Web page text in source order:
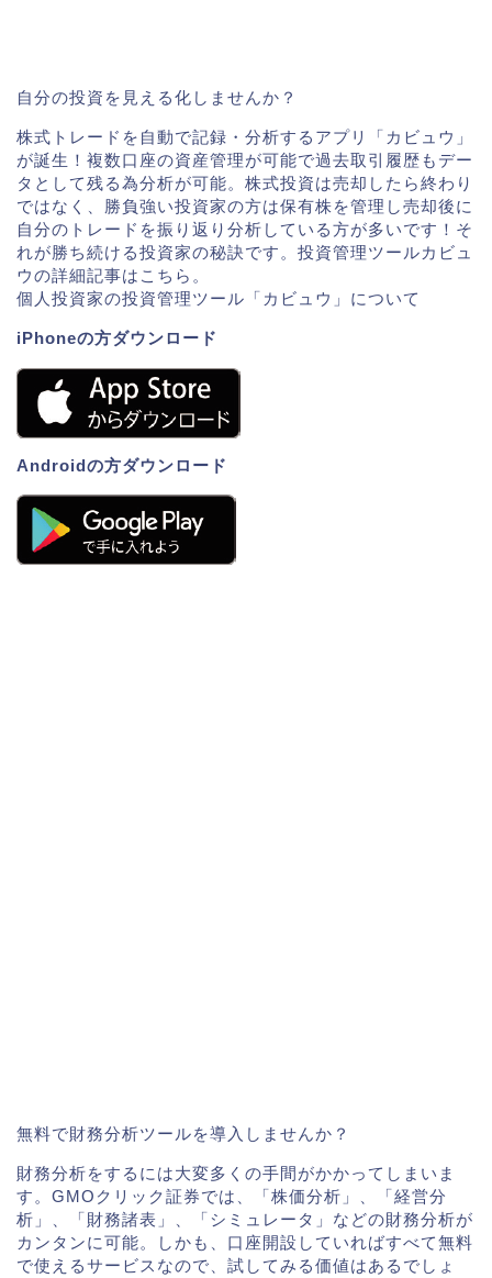
自分の投資を見える化しませんか？
株式トレードを自動で記録・分析するアプリ「カビュウ」
が誕生！複数口座の資産管理が可能で過去取引履歴もデー
タとして残る為分析が可能。株式投資は売却したら終わり
ではなく、勝負強い投資家の方は保有株を管理し売却後に
自分のトレードを振り返り分析している方が多いです！そ
れが勝ち続ける投資家の秘訣です。投資管理ツールカビュ
ウの詳細記事はこちら。
個人投資家の投資管理ツール「カビュウ」について
iPhoneの方ダウンロード
Androidの方ダウンロード
無料で財務分析ツールを導入しませんか？
財務分析をするには大変多くの手間がかかってしまいま
す。GMOクリック証券では、「株価分析」、「経営分
析」、「財務諸表」、「シミュレータ」などの財務分析が
カンタンに可能。しかも、口座開設していればすべて無料
で使えるサービスなので、試してみる価値はあるでしょ